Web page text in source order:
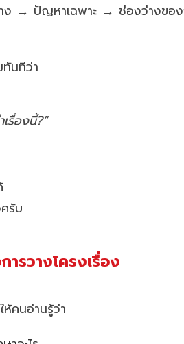
าง → ปัญหาเฉพาะ → ช่องว่างขอ
ทันทีว่า
รื่องนี้?”
รับ
ารวางโครงเรื่อง
คนอ่านรู้ว่า